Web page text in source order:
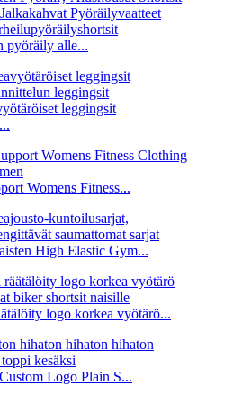
pyöräily alle...
leggingsit
Womens Fitness...
High Elastic Gym...
logo korkea vyötärö...
Logo Plain S...